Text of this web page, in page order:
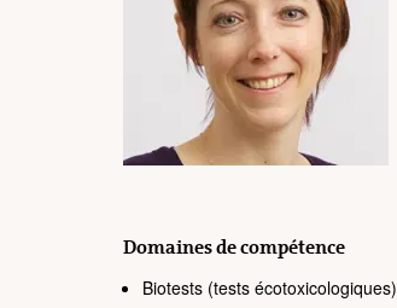
Domaines de compétence
Biotests (tests écotoxicologiques)